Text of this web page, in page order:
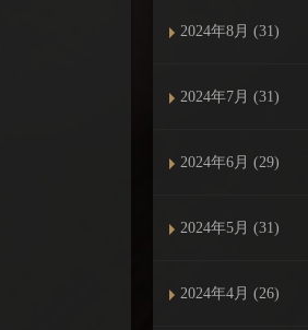
2024年8月 (31)
2024年7月 (31)
2024年6月 (29)
2024年5月 (31)
2024年4月 (26)